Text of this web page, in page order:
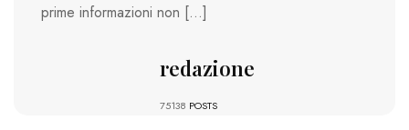
prime informazioni non […]
redazione
75138 POSTS